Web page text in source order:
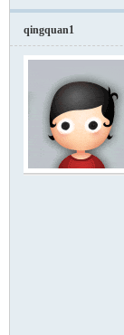
qingquan1